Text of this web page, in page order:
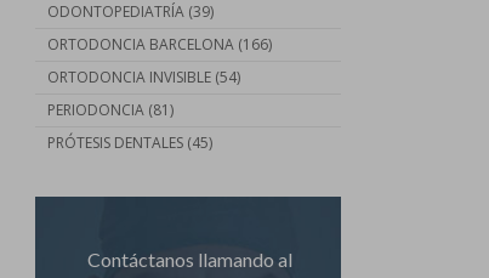
ODONTOPEDIATRÍA(39)
ORTODONCIA BARCELONA(166)
ORTODONCIA INVISIBLE(54)
PERIODONCIA(81)
PRÓTESIS DENTALES(45)
Contáctanos llamando al